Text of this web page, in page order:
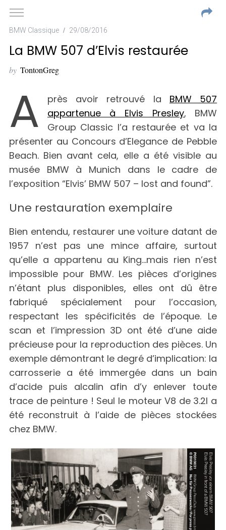
BMW Classique 29/08/2016
La BMW 507 d’Elvis restaurée
by TontonGreg
A près avoir retrouvé la BMW 507
appartenue à Elvis Presley, BMW
Group Classic l’a restaurée et va la
présenter au Concours d’Elegance de Pebble
Beach. Bien avant cela, elle a été visible au
musée BMW à Munich dans le cadre de
l’exposition “Elvis’ BMW 507 – lost and found”.
Une restauration exemplaire
Bien entendu, restaurer une voiture datant de
1957 n’est pas une mince affaire, surtout
qu’elle a appartenu au King…mais rien n’est
impossible pour BMW. Les pièces d’origines
n’étant plus disponibles, elles ont dû être
fabriqué spécialement pour l’occasion,
respectant les spécificités de l’époque. Le
scan et l’impression 3D ont été d’une aide
précieuse pour la reproduction des pièces. Un
exemple démontrant le degré d’implication: la
carrosserie a été immergée dans un bain
d’acide puis alcalin afin d’y enlever toute
trace de peinture ! Seul le moteur V8 de 3.2l a
été reconstruit à l’aide de pièces stockées
chez BMW.